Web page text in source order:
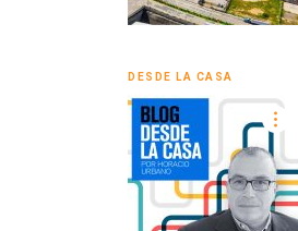
DESDE LA CASA